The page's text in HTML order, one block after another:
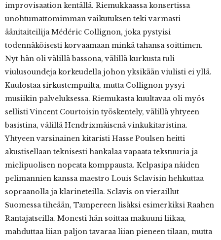
improvisaation kentällä. Riemukkaassa konsertissa
unohtumattomimman vaikutuksen teki varmasti
äänitaiteilija Médéric Collignon, joka pystyisi
todennäköisesti korvaamaan minkä tahansa soittimen.
Nyt hän oli välillä bassona, välillä kurkusta tuli
viulusoundeja korkeudella johon yksikään viulisti ei yllä.
Kuulostaa sirkustempuilta, mutta Collignon pysyi
musiikin palveluksessa. Riemukasta kuultavaa oli myös
sellisti Vincent Courtoisin työskentely, välillä yhtyeen
basistina, välillä Hendrixmäisenä vinkukitaristina.
Yhtyeen varsinainen kitaristi Hasse Poulsen heitti
akustisellaan teknisesti hankalaa vapaata tekstuuria ja
mielipuolisen nopeata komppausta. Kelpasipa näiden
pelimannien kanssa maestro Louis Sclavisin hehkuttaa
sopraanolla ja klarineteilla. Sclavis on vieraillut
Suomessa tiheään, Tampereen lisäksi esimerkiksi Raahen
Rantajatseilla. Monesti hän soittaa makuuni liikaa,
mahduttaa liian paljon tavaraa liian pieneen tilaan, mutta